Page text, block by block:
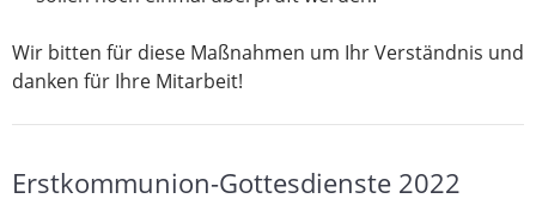
Wir bitten für diese Maßnahmen um Ihr Verständnis und
danken für Ihre Mitarbeit!
Erstkommunion-Gottesdienste 2022